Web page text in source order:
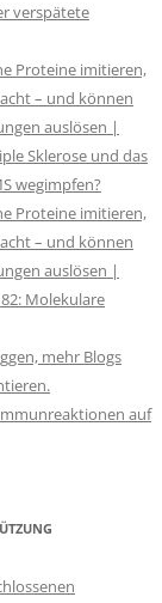
verspätete
Proteine imitieren,
– und können
auslösen |
Sklerose und das
wegimpfen?
Proteine imitieren,
– und können
auslösen |
Molekulare
mehr Blogs
auf